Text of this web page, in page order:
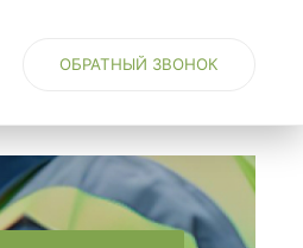
ОБРАТНЫЙ ЗВОНОК